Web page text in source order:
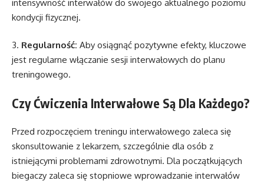
intensywność interwałów do swojego aktualnego poziomu
kondycji fizycznej.
3. Regularność: Aby osiągnąć pozytywne efekty, kluczowe
jest regularne włączanie sesji interwałowych do planu
treningowego.
Czy Ćwiczenia Interwałowe Są Dla Każdego?
Przed rozpoczęciem treningu interwałowego zaleca się
skonsultowanie z lekarzem, szczególnie dla osób z
istniejącymi problemami zdrowotnymi. Dla początkujących
biegaczy zaleca się stopniowe wprowadzanie interwałów